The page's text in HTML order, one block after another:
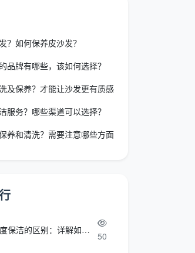
？如何保养皮沙发？
品牌有哪些，该如何选择？
及保养？才能让沙发更有质感
服务？哪些渠道可以选择？
养和清洗？需要注意哪些方面
日常保洁和深度保洁的区别：详解如何选择最适合的清洁服务
50